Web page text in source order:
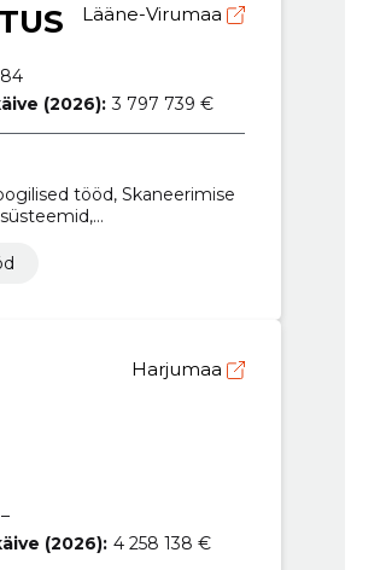
Lääne-Virumaa
84
(2026): 3 797 739 €
tööd, Skaneerimise
instrumendid
Harjumaa
–
(2026): 4 258 138 €